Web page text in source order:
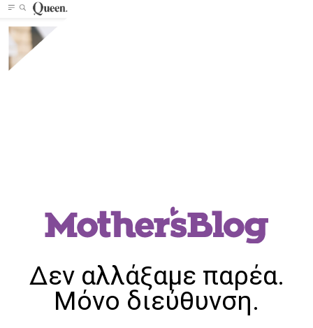
Δεν αλλάξαμε παρέα.
Μόνο διεύθυνση.